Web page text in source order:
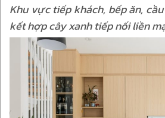
Khu vực tiếp khách, bếp ăn,
kết hợp cây xanh tiếp nối liền